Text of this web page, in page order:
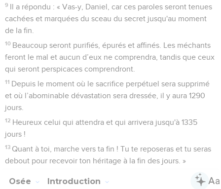
9 Il a répondu : « Vas-y, Daniel, car ces paroles seront tenues
cachées et marquées du sceau du secret jusqu'au moment
de la fin.
10 Beaucoup seront purifiés, épurés et affinés. Les méchants
feront le mal et aucun d’eux ne comprendra, tandis que ceux
qui seront perspicaces comprendront.
11 Depuis le moment où le sacrifice perpétuel sera supprimé
et où l’abominable dévastation sera dressée, il y aura 1290
jours.
12 Heureux celui qui attendra et qui arrivera jusqu'à 1335
jours !
13 Quant à toi, marche vers ta fin ! Tu te reposeras et tu seras
debout pour recevoir ton héritage à la fin des jours. »
Osée Introduction